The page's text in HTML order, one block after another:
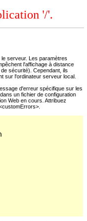
'/'.
serveur. Les paramètres
l'affichage à distance
sécurité). Cependant, ils
sur l'ordinateur serveur local.
d'erreur spécifique sur les
un fichier de configuration
Web en cours. Attribuez